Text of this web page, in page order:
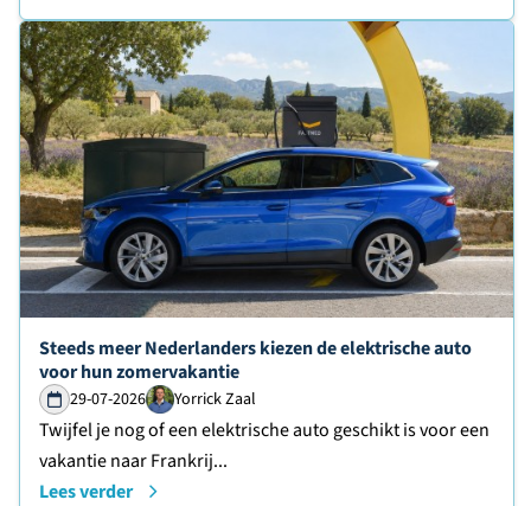
Lees verder over
Steeds meer Nederlanders kiezen de elektrische auto
voor hun zomervakantie
29-07-2026 Yorrick Zaal
Twijfel je nog of een elektrische auto geschikt is voor een
vakantie naar Frankrij...
Lees verder